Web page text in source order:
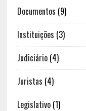
Documentos (9)
Instituições (3)
Judiciário(4)
Juristas (4)
Legislativo(1)